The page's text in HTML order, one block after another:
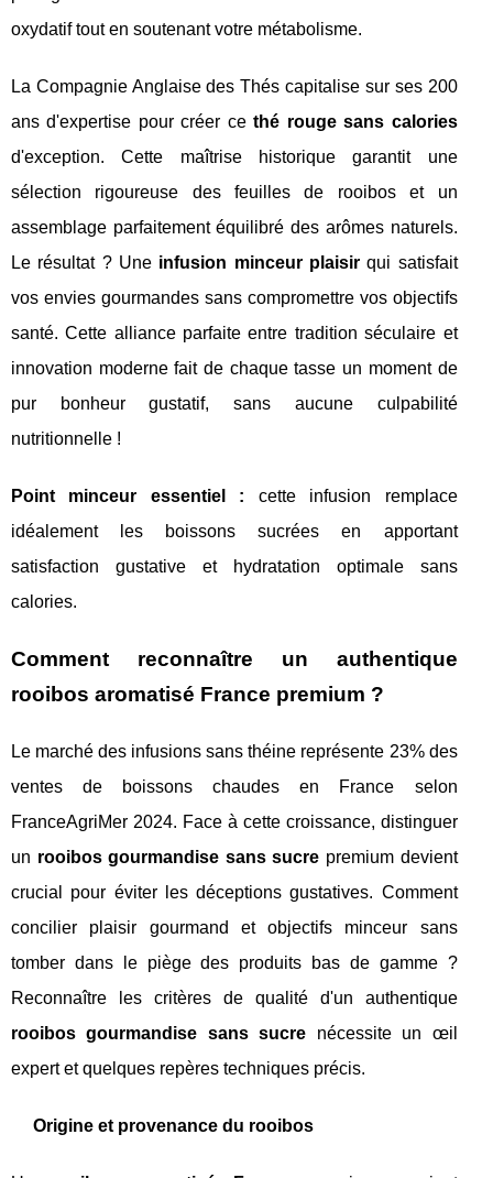
oxydatif tout en soutenant votre métabolisme.
La Compagnie Anglaise des Thés capitalise sur ses 200
ans d'expertise pour créer cethé rouge sans calories
d'exception. Cette maîtrise historique garantit une
sélection rigoureuse des feuilles de rooibos et un
assemblage parfaitement équilibré des arômes naturels.
Le résultat ? Une infusion minceur plaisirqui satisfait
vos envies gourmandes sans compromettre vos objectifs
santé. Cette alliance parfaite entre tradition séculaire et
innovation moderne fait de chaque tasse un moment de
pur bonheur gustatif, sans aucune culpabilité
nutritionnelle !
Point minceur essentiel : cette infusion remplace
idéalement les boissons sucrées en apportant
satisfaction gustative et hydratation optimale sans
calories.
Comment reconnaître un authentique
rooibos aromatisé France premium ?
Le marché des infusions sans théine représente 23% des
ventes de boissons chaudes en France selon
FranceAgriMer 2024. Face à cette croissance, distinguer
un rooibos gourmandise sans sucre premium devient
crucial pour éviter les déceptions gustatives. Comment
concilier plaisir gourmand et objectifs minceur sans
tomber dans le piège des produits bas de gamme ?
Reconnaître les critères de qualité d'un authentique
rooibos gourmandise sans sucre nécessite un œil
expert et quelques repères techniques précis.
Origine et provenance du rooibos